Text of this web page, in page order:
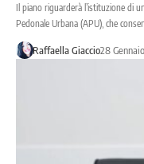
Il piano riguarderà l’istituzione di
Pedonale Urbana (APU), che
Raffaella Giaccio28